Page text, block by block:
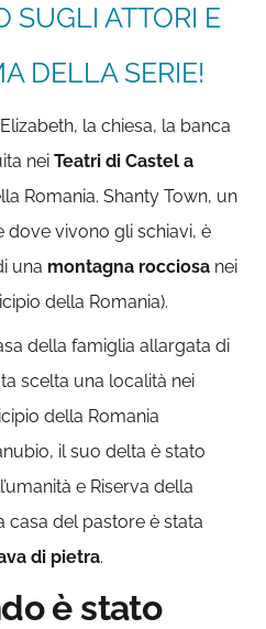
SUGLI ATTORI E
DELLA SERIE!
la chiesa, la banca
neiTeatri di Castel a
Romania. Shanty Town, un
vivono gli schiavi, è
una montagna rocciosa nei
della Romania).
della famiglia allargata di
scelta una località nei
della Romania
il suo delta è stato
e Riserva della
casa del pastore è stata
di pietra.
è stato